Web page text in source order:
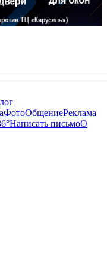
ФотоОбщениеРеклама
Написать письмоО